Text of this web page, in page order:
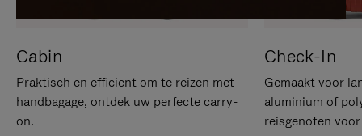
Cabin
Praktisch en efficiënt om te reizen met
handbagage, ontdek uw perfecte carry-
on.
Check-In
Gemaakt voor
aluminium of
reisgenoten